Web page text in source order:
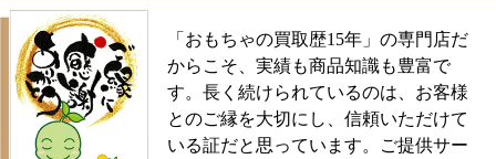
「おもちゃの買取歴15年」の専門店だ
からこそ、実績も商品知識も豊富で
す。長く続けられているのは、お客様
とのご縁を大切にし、信頼いただけて
いる証だと思っています。ご提供サー